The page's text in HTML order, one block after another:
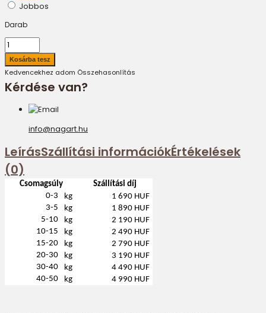
Jobbos
Darab
Kedvencekhez adom Összehasonlítás
Kérdése van?
info@nagart.hu
LeírásSzállítási információkÉrtékelések
(0)
Csomagsúly
Szállítási díj
0-3
kg
1 690 HUF
3-5
kg
1 890 HUF
5-10
kg
2 190 HUF
10-15
kg
2 490 HUF
15-20
kg
2 790 HUF
20-30
kg
3 190 HUF
30-40
kg
4 490 HUF
40-50
kg 4 990 HUF